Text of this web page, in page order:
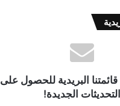
البريدية للحصول على
التحديثات الجديدة!